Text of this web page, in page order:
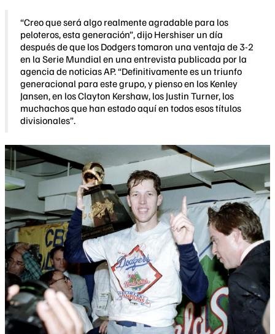
“Creo que será algo realmente agradable para los
peloteros, esta generación”, dijo Hershiser un día
después de que los Dodgers tomaron una ventaja de 3-2
en la Serie Mundial en una entrevista publicada por la
agencia de noticias AP. “Definitivamente es un triunfo
generacional para este grupo, y pienso en los Kenley
Jansen, en los Clayton Kershaw, los Justin Turner, los
muchachos que han estado aquí en todos esos títulos
divisionales”.